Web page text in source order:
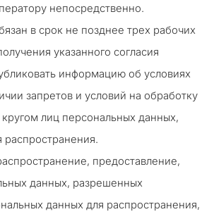
непосредственно.
в срок не позднее трех рабочих
указанного согласия
информацию об условиях
запретов и условий на обработку
лиц персональных данных,
предоставление,
данных, разрешенных
данных для распространения,